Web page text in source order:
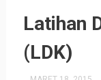
Latihan
(LDK)